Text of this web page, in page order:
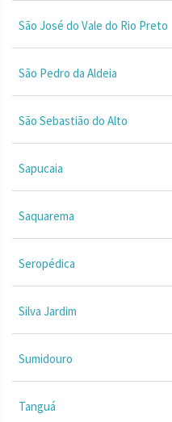
São José do Vale do Rio Preto
São Pedro da Aldeia
São Sebastião do Alto
Sapucaia
Saquarema
Seropédica
Silva Jardim
Sumidouro
Tanguá